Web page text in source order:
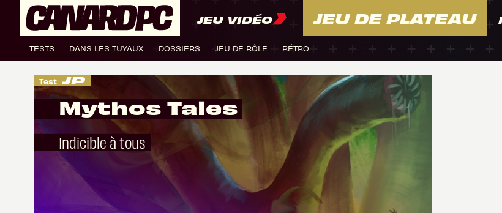
JEU VIDÉO JEU DE PLATEAU
TESTS DANS LES TUYAUX DOSSIERS JEU DE RÔLE RÉTRO
Test
Mythos Tales
Indicible à tous